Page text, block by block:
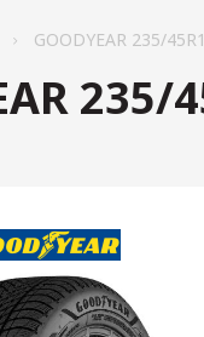
GOODYEAR 235/
235/